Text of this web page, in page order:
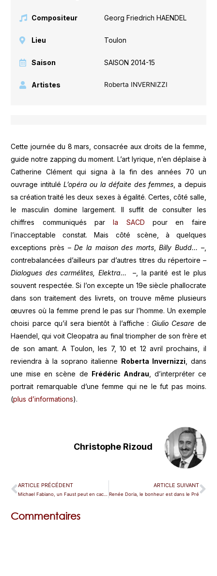
Compositeur Georg Friedrich HAENDEL
Lieu Toulon
Saison SAISON 2014-15
Artistes Roberta INVERNIZZI
Cette journée du 8 mars, consacrée aux droits de la femme,
guide notre zapping du moment. L’art lyrique, n’en déplaise à
Catherine Clément qui signa à la fin des années 70 un
ouvrage intituléL’opéra ou la défaite des femmes, a depuis
sa création traité les deux sexes à égalité. Certes, côté salle,
le masculin domine largement. Il suffit de consulter les
chiffres communiqués parla SACD pour en faire
l’inacceptable constat. Mais côté scène, à quelques
exceptions près –De la maison des morts,Billy Budd… –,
contrebalancées d’ailleurs par d’autres titres du répertoire –
Dialogues des carmélites, Elektra…
–, la parité est le plus
souvent respectée. Si l’on excepte un 19e siècle phallocrate
dans son traitement des livrets, on trouve même plusieurs
œuvres où la femme prend le pas sur l’homme. Un exemple
choisi parce qu’il sera bientôt à l’affiche : Giulio Cesare de
Haendel, qui voit Cleopatra au final triompher de son frère et
de son amant. A Toulon, les 7, 10 et 12 avril prochains, il
reviendra à la soprano italienne Roberta Invernizzi , dans
une mise en scène de Frédéric Andrau , d’interpréter ce
portrait remarquable d’une femme qui ne le fut pas moins.
(plus d’informations).
Christophe Rizoud
ARTICLE PRÉCÉDENT
Michael Fabiano, un Faust peut en cacher un autre
ARTICLE SUIVANT
Renée Doria, le bonheur est dans le Pré
Commentaires